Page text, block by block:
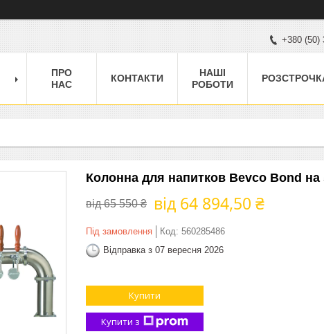
+380 (50)
ПРО
НАС
КОНТАКТИ
НАШІ
РОБОТИ
Колонна для напитков Bevco Bond на
від 65 550 ₴ від 64 894,50 ₴
Під замовлення Код: 560285486
Відправка з 07 вересня 2026
Купити
Купити з